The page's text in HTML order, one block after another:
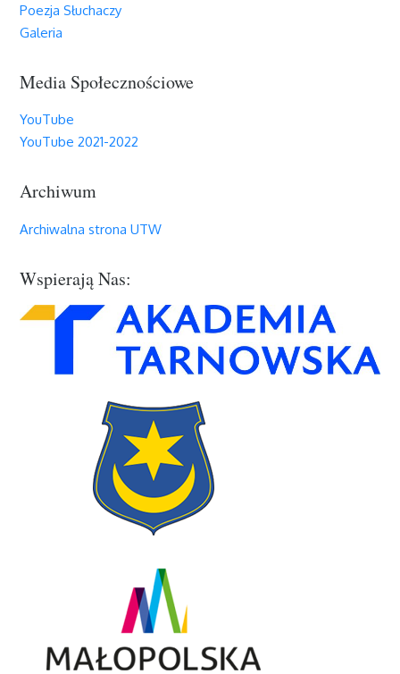
Poezja Słuchaczy
Galeria
Media Społecznościowe
YouTube
YouTube 2021-2022
Archiwum
Archiwalna strona UTW
Wspierają Nas: